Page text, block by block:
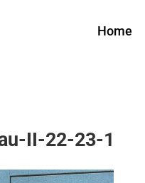
Home
II-22-23-1